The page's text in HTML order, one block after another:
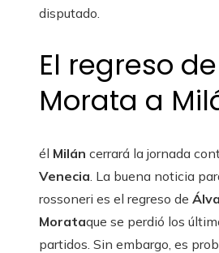
disputado.
El regreso de
Morata a
él Milán cerrará la jornada
Venecia . La buena noticia
rossoneri es el regreso de
Morataque se perdió los
partidos. Sin embargo, es